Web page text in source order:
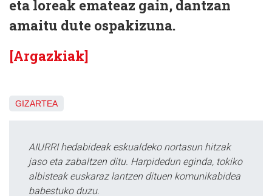
eta loreak emateaz gain, dantzan
amaitu dute ospakizuna.
[Argazkiak]
GIZARTEA
AIURRI hedabideak eskualdeko nortasun hitzak
jaso eta zabaltzen ditu. Harpidedun eginda, tokiko
albisteak euskaraz lantzen dituen komunikabidea
babestuko duzu.